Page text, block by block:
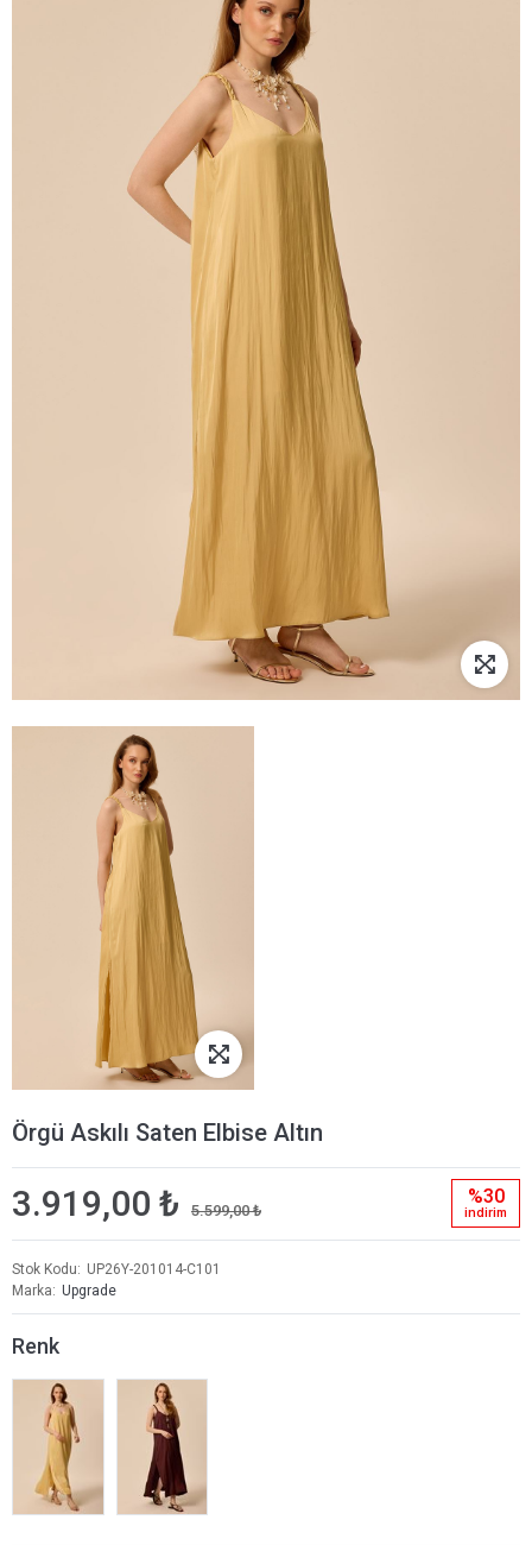
Örgü Askılı Saten Elbise Altın
3.919,00 ₺ 5.599,00 ₺
%30
i̇ndi̇ri̇m
Stok Kodu
UP26Y-201014-C101
Marka
Upgrade
Renk